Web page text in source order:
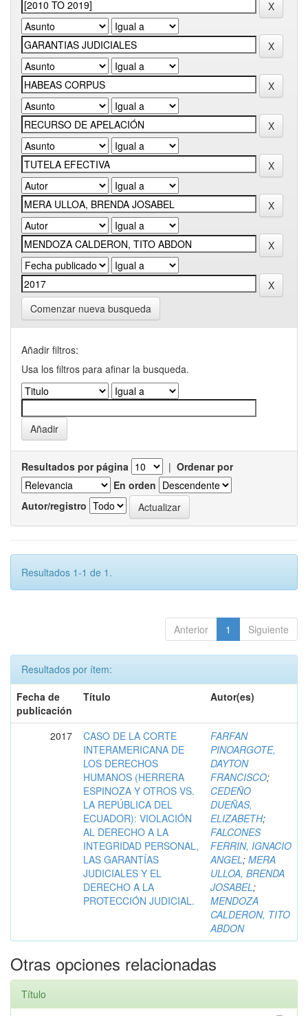
Comenzar nueva busqueda
Añadir filtros:
Usa los filtros para afinar la busqueda.
Resultados por página | Ordenar por
En orden
Autor/registro
Resultados 1-1 de 1.
Anterior 1 Siguiente
Resultados por ítem:
Fecha de
publicación
Título Autor(es)
2017
CASO DE LA CORTE
INTERAMERICANA DE
LOS DERECHOS
HUMANOS (HERRERA
ESPINOZA Y OTROS VS.
LA REPÚBLICA DEL
ECUADOR): VIOLACIÓN
AL DERECHO A LA
INTEGRIDAD PERSONAL,
LAS GARANTÍAS
JUDICIALES Y EL
DERECHO A LA
PROTECCIÓN JUDICIAL.
FARFAN
PINOARGOTE,
DAYTON
FRANCISCO;
CEDEÑO
DUEÑAS,
ELIZABETH;
FALCONES
FERRIN, IGNACIO
ANGEL; MERA
ULLOA, BRENDA
JOSABEL;
MENDOZA
CALDERON, TITO
ABDON
Otras opciones relacionadas
Título